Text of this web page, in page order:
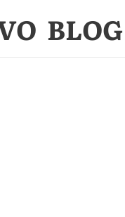
BLOG